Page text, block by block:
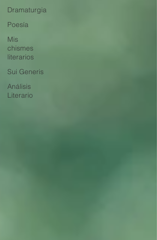
Dramaturgia
Poesía
Mis
chismes
literarios
Sui Generis
Análisis
Literario